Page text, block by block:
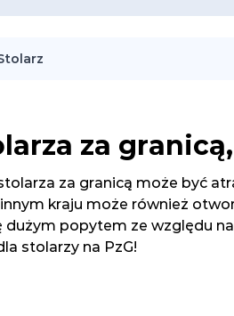
za
za granicą może być
kraju może również
dużym popytem ze względu
stolarzy na PzG!